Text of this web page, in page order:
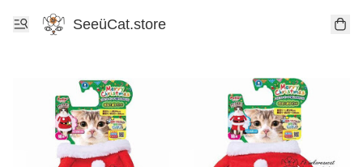
SeeüCat.store